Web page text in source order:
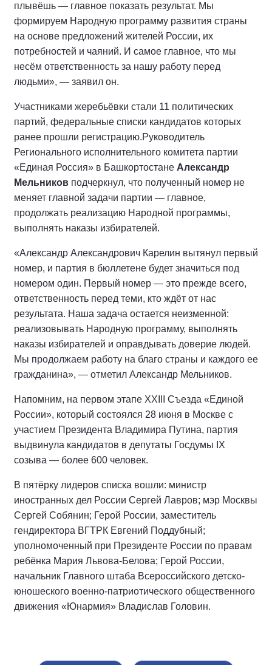
плывёшь — главное показать результат. Мы
формируем Народную программу развития страны
на основе предложений жителей России, их
потребностей и чаяний. И самое главное, что мы
несём ответственность за нашу работу перед
людьми», — заявил он.
Участниками жеребьёвки стали 11 политических
партий, федеральные списки кандидатов которых
ранее прошли регистрацию.Руководитель
Регионального исполнительного комитета партии
«Единая Россия» в Башкортостане Александр
Мельников подчеркнул, что полученный номер не
меняет главной задачи партии — главное,
продолжать реализацию Народной программы,
выполнять наказы избирателей.
«Александр Александрович Карелин вытянул первый
номер, и партия в бюллетене будет значиться под
номером один. Первый номер — это прежде всего,
ответственность перед теми, кто ждёт от нас
результата. Наша задача остается неизменной:
реализовывать Народную программу, выполнять
наказы избирателей и оправдывать доверие людей.
Мы продолжаем работу на благо страны и каждого ее
гражданина», — отметил Александр Мельников.
Напомним, на первом этапе XXIII Съезда «Единой
России», который состоялся 28 июня в Москве с
участием Президента Владимира Путина, партия
выдвинула кандидатов в депутаты Госдумы IX
созыва — более 600 человек.
В пятёрку лидеров списка вошли: министр
иностранных дел России Сергей Лавров; мэр Москвы
Сергей Собянин; Герой России, заместитель
гендиректора ВГТРК Евгений Поддубный;
уполномоченный при Президенте России по правам
ребёнка Мария Львова-Белова; Герой России,
начальник Главного штаба Всероссийского детско-
юношеского военно-патриотического общественного
движения «Юнармия» Владислав Головин.